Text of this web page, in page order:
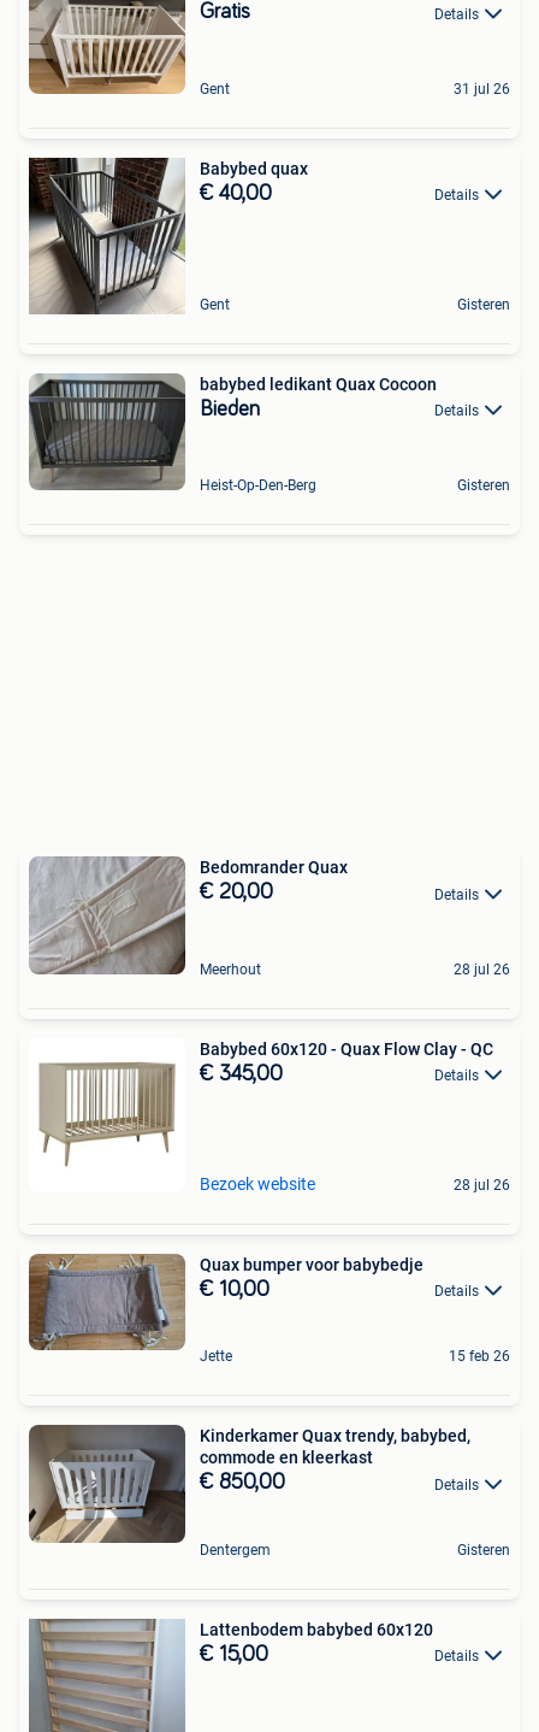
Gratis Details
Gent 31 jul 26
Babybed quax
€ 40,00 Details
Gent Gisteren
babybed ledikant Quax Cocoon
Bieden Details
Heist-Op-Den-Berg Gisteren
Bedomrander Quax
€ 20,00 Details
Meerhout 28 jul 26
Babybed 60x120 - Quax Flow Clay - QC
€ 345,00 Details
Bezoek website 28 jul 26
Quax bumper voor babybedje
€ 10,00 Details
Jette 15 feb 26
Kinderkamer Quax trendy, babybed,
commode en kleerkast
€ 850,00 Details
Dentergem Gisteren
Lattenbodem babybed 60x120
€ 15,00 Details